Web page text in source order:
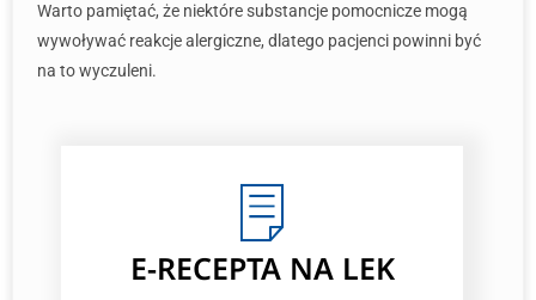
Warto pamiętać, że niektóre substancje pomocnicze mogą
wywoływać reakcje alergiczne, dlatego pacjenci powinni być
na to wyczuleni.
E-RECEPTANA LEK